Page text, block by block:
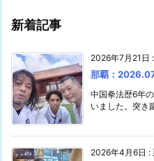
新着記事
2026年7月21日 :
那覇：
中国拳法歴6年
いました。突き
2026年4月6日 :